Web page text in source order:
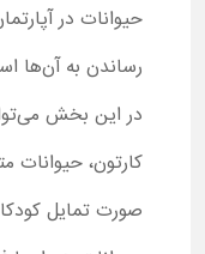
حیوانات در
رساندن به آن‌ها
در این بخش
کارتون، حیوانات
صورت تمایل